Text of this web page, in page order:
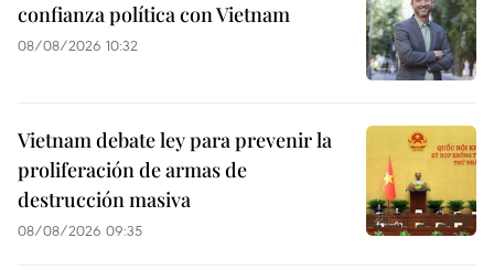
confianza política con Vietnam
08/08/2026 10:32
Vietnam debate ley para prevenir la
proliferación de armas de
destrucción masiva
08/08/2026 09:35